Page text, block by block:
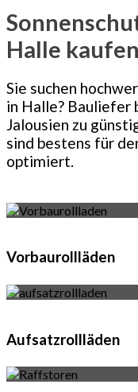
Halle kaufen
Sie suchen
in Halle? Bauliefer
Jalousien zu
sind bestens für
optimiert.
Vorbaurollläden
Aufsatzrollläden